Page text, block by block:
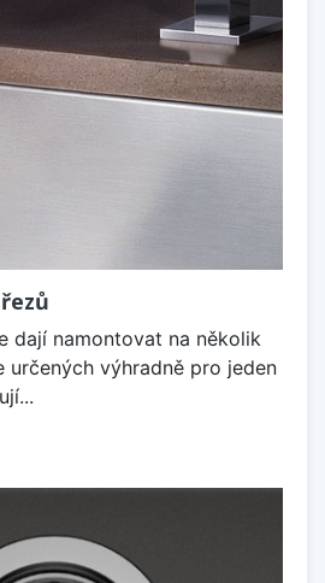
dají namontovat na několik
určených výhradně pro jeden